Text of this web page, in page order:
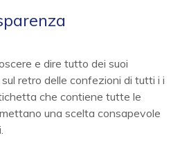
e dire tutto dei suoi
retro delle confezioni di tutti i i
che contiene tutte le
una scelta consapevole